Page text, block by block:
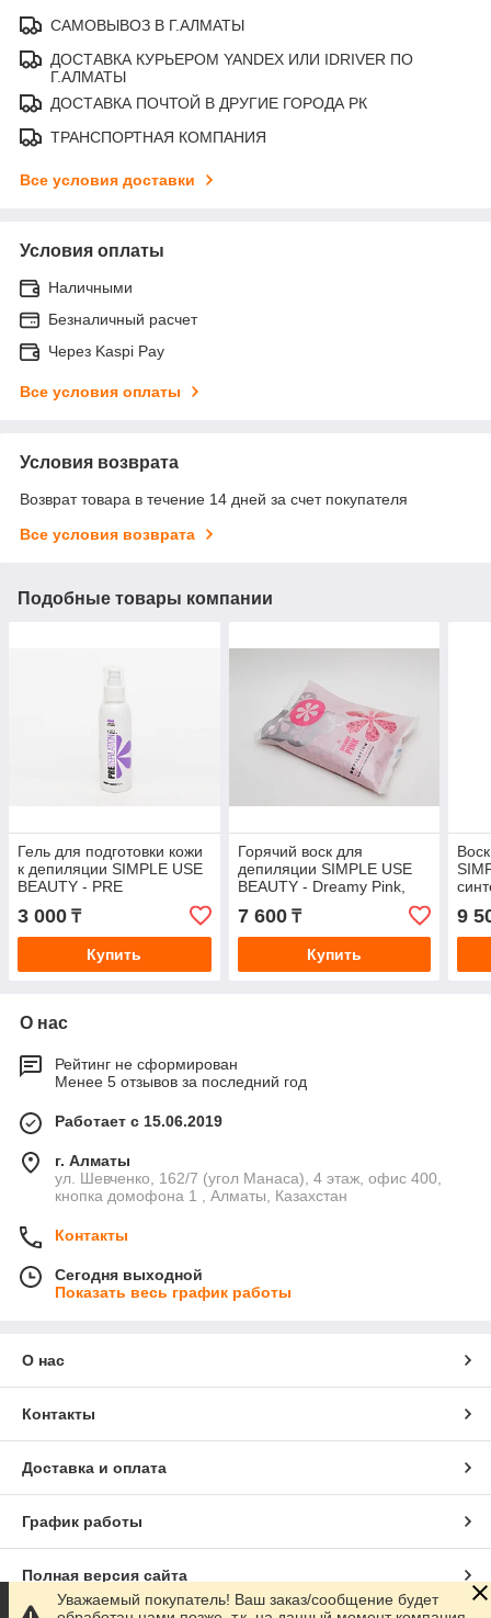
САМОВЫВОЗ В Г.АЛМАТЫ
ДОСТАВКА КУРЬЕРОМ YANDEX ИЛИ IDRIVER ПО
Г.АЛМАТЫ
ДОСТАВКА ПОЧТОЙ В ДРУГИЕ ГОРОДА РК
ТРАНСПОРТНАЯ КОМПАНИЯ
Все условия доставки
Условия оплаты
Наличными
Безналичный расчет
Через Kaspi Pay
Все условия оплаты
Условия возврата
Возврат товара в течение 14 дней за счет покупателя
Все условия возврата
Подобные товары компании
Гель для подготовки кожи
к депиляции SIMPLE USE
BEAUTY - PRE
DEPILATION GEL, 150 мл
3 000 ₸
Купить
Горячий воск для
депиляции SIMPLE USE
BEAUTY - Dreamy Pink,
гранулы, 800 гр
7 600₸
Купить
9
О нас
Рейтинг не сформирован
Менее 5 отзывов за последний год
Работает с 15.06.2019
г. Алматы
ул. Шевченко, 162/7 (угол Манаса), 4 этаж, офис 400,
кнопка домофона 1 , Алматы, Казахстан
Контакты
Сегодня выходной
Показать весь график работы
О нас
Контакты
Доставка и оплата
График работы
Полная версия сайта
Уважаемый покупатель! Ваш заказ/сообщение будет